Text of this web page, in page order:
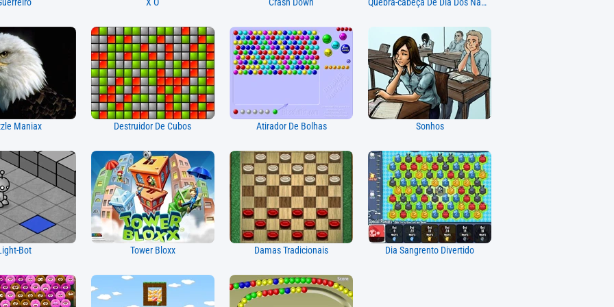
X O Crash Down Quebra-cabeça De Dia Dos Namorados
Maniax Destruidor De Cubos Atirador De Bolhas Sonhos
Bot Tower Bloxx Damas Tradicionais Dia Sangrento Divertido